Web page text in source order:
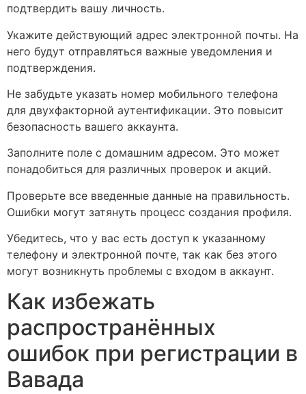
подтвердить вашу личность.
Укажите действующий адрес электронной почты. На
него будут отправляться важные уведомления и
подтверждения.
Не забудьте указать номер мобильного телефона
для двухфакторной аутентификации. Это повысит
безопасность вашего аккаунта.
Заполните поле с домашним адресом. Это может
понадобиться для различных проверок и акций.
Проверьте все введенные данные на правильность.
Ошибки могут затянуть процесс создания профиля.
Убедитесь, что у вас есть доступ к указанному
телефону и электронной почте, так как без этого
могут возникнуть проблемы с входом в аккаунт.
Как избежать
распространённых
ошибок при регистрации в
Вавада